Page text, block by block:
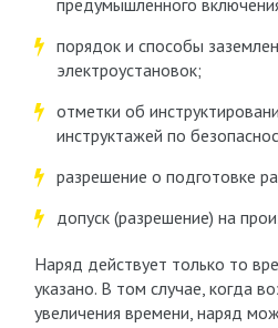
предумышленного
порядок и способы
электроустановок;
отметки об
инструктажей по
разрешение о подготовке
допуск (разрешение) на
Наряд действует только то
указано. В том случае, когда
увеличения времени, наряд